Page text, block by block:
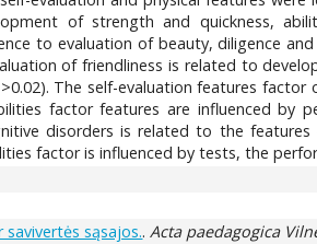
of strength and quickness,
to evaluation of beauty, diligence
of friendliness is related to
The self-evaluation features
factor features are influenced
disorders is related to the
factor is influenced by tests, the
sąsajos.. Acta paedagogica